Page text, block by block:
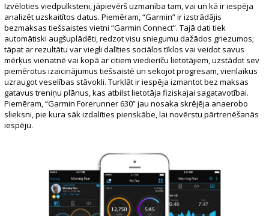
Izvēloties viedpulksteni, jāpievērš uzmanība tam, vai un kā ir iespēja
analizēt uzskaitītos datus. Piemēram, “Garmin” ir izstrādājis
bezmaksas tiešsaistes vietni “Garmin Connect”. Tajā dati tiek
automātiski augšuplādēti, redzot visu sniegumu dažādos griezumos;
tāpat ar rezultātu var viegli dalīties sociālos tīklos vai veidot savus
mērķus vienatnē vai kopā ar citiem viedierīču lietotājiem, uzstādot sev
piemērotus izaicinājumus tiešsaistē un sekojot progresam, vienlaikus
uzraugot veselības stāvokli. Turklāt ir iespēja izmantot bez maksas
gatavus treniņu plānus, kas atbilst lietotāja fiziskajai sagatavotībai.
Piemēram, “Garmin Forerunner 630” jau nosaka skrējēja anaerobo
slieksni, pie kura sāk izdalīties pienskābe, lai novērstu pārtrenēšanās
iespēju.